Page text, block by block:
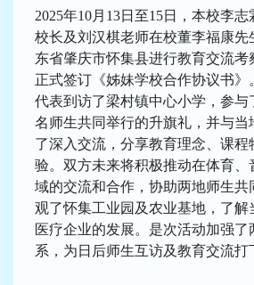
2025年10月13日至15日，本校李
校长及刘汉棋老师在校董李福康先
东省肇庆市怀集县进行教育交流考
正式签订《姊妹学校合作协议书》
代表到访了梁村镇中心小学，参与
名师生共同举行的升旗礼，并与当
了深入交流，分享教育理念、课程
验。双方未来将积极推动在体育
域的交流和合作，协助两地师生共
观了怀集工业园及农业基地，了解
医疗企业的发展。是次活动加强了
系，为日后师生互访及教育交流打